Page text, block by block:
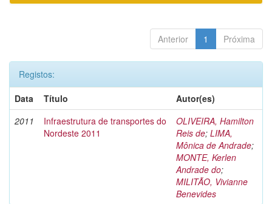
Anterior 1 Próxima
Registos:
Data
Título
Autor(es)
2011
Infraestrutura de transportes do
Nordeste 2011
OLIVEIRA, Hamilton
Reis de; LIMA,
Mônica de Andrade;
MONTE, Kerlen
Andrade do;
MILITÃO, Vivianne
Benevides